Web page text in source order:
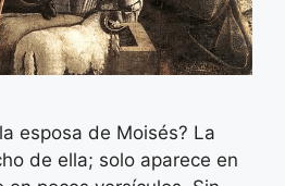
esposa de Moisés? La
de ella; solo aparece en